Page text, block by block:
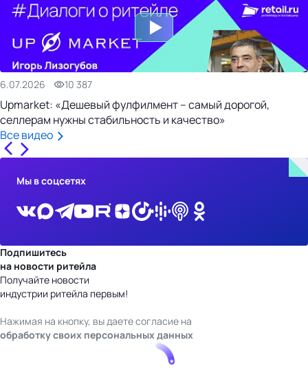
6.07.2026 10 387
Upmarket: «Дешевый фулфилмент – самый дорогой,
селлерам нужны стабильность и качество»
Все видео
Мы в соцсетях
Подпишитесь
на новости ритейла
Получайте новости
индустрии ритейла первым!
Нажимая на кнопку, вы даете согласие на
обработку своих персональных данных